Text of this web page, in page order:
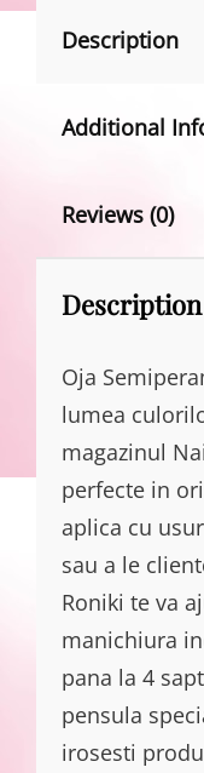
Description
Additional
Reviews (0)
Description
Oja
lumea
magazinul
perfecte in
aplica cu
sau a le
Roniki te va
manichiura
pana la 4
pensula
irosesti